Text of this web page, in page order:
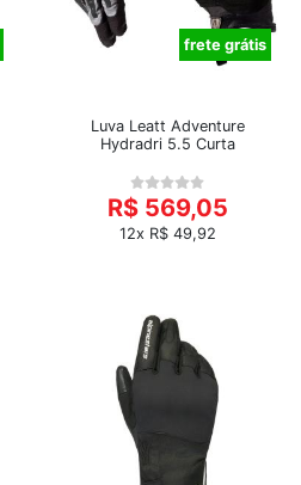
frete grátis
Luva Leatt Adventure
Hydradri 5.5 Curta
R$ 569,05
12x R$ 49,92